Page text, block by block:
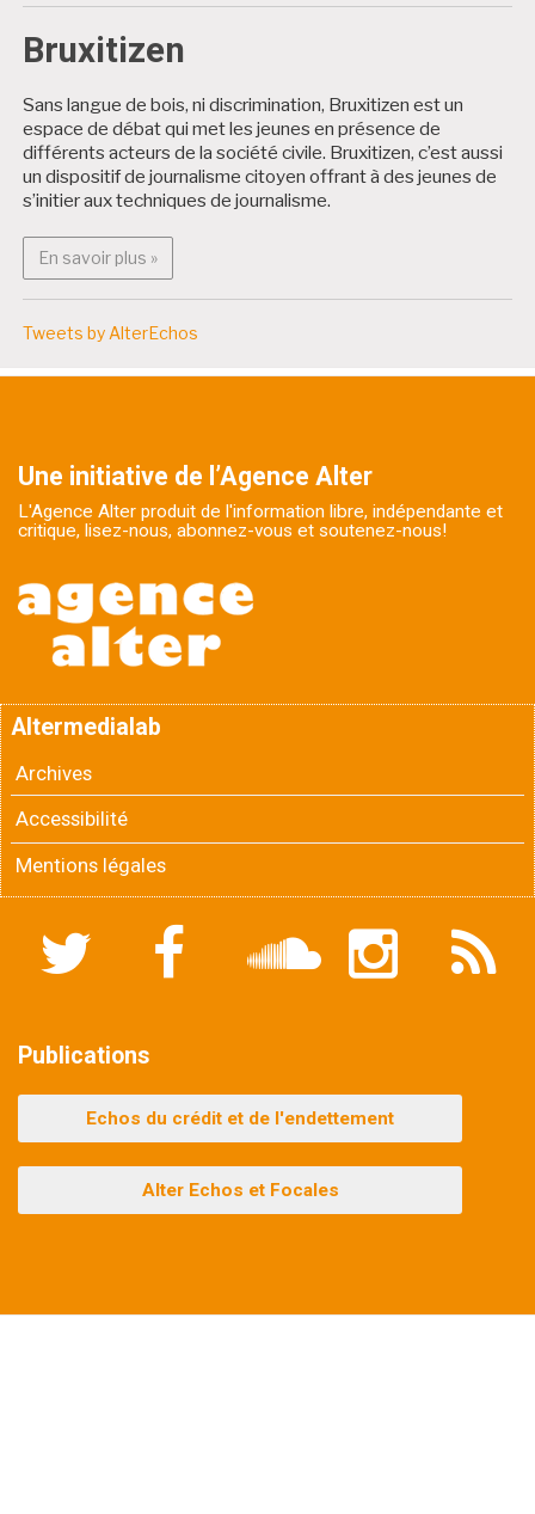
Bruxitizen
Sans langue de bois, ni discrimination, Bruxitizen est un
espace de débat qui met les jeunes en présence de
différents acteurs de la société civile. Bruxitizen, c’est aussi
un dispositif de journalisme citoyen offrant à des jeunes de
s’initier aux techniques de journalisme.
En savoir plus »En savoir plus : Bruxitizen
Tweets by AlterEchos
Une initiative de l’Agence Alter
L'Agence Alter produit de l'information libre, indépendante et
critique, lisez-nous, abonnez-vous et soutenez-nous!
Altermedialab
Archives
Accessibilité
Mentions légales
Facebook Soundcloud Instagram
RSS
Publications
Echos du crédit et de l'endettement
Alter Echos et Focales